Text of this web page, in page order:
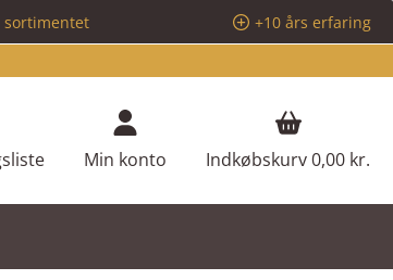
sortimentet
+10 års erfaring
Du har 0 ønskeliste varer
Min konto Indkøbskurv0,00 kr.